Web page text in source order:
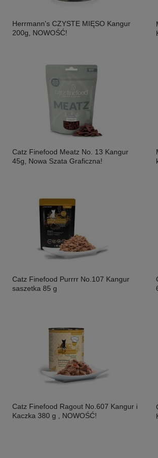
12,60 zł 11,50
Herrmann's CZYSTE MIĘSO Kangur
200g, NOWOŚĆ!
Catz Finefood Meatz No. 13 Kangur
45g, Nowa Szata Graficzna!
Catz Finefood Purrrr No.107 Kangur
saszetka 85 g
Catz Finefood Ragout No.607 Kangur i
Kaczka 380 g , NOWOŚĆ!